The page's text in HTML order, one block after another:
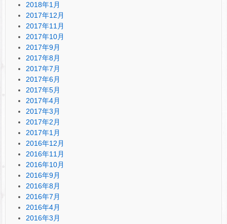
2018年1月
2017年12月
2017年11月
2017年10月
2017年9月
2017年8月
2017年7月
2017年6月
2017年5月
2017年4月
2017年3月
2017年2月
2017年1月
2016年12月
2016年11月
2016年10月
2016年9月
2016年8月
2016年7月
2016年4月
2016年3月